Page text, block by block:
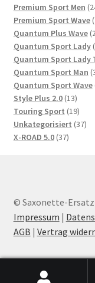
Premium Sport Men
Premium Sport Wave
Quantum Plus Wave
Quantum Sport Lady
Quantum Sport Lady
Quantum Sport Man
Quantum Sport Wave
Style Plus 2.0 1313
Touring Sport 1919
Unkategorisiert 3737
X-ROAD 5.0 3737
© Saxonette-
Impressum |
AGB | Vertrag